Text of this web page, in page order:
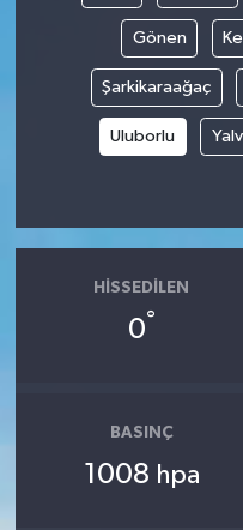
Gönen
Şarkikaraağaç
Uluborlu
HISSEDILEN
0°
BASINÇ
1008 hpa